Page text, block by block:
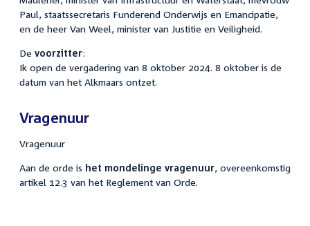
Paul, staatssecretaris Funderend Onderwijs en Emancipatie,
en de heer Van Weel, minister van Justitie en Veiligheid.
De voorzitter:
Ik open de vergadering van 8 oktober 2024. 8 oktober is de
datum van het Alkmaars ontzet.
Vragenuur
Vragenuur
Aan de orde is het mondelinge vragenuur, overeenkomstig
artikel 12.3 van het Reglement van Orde.